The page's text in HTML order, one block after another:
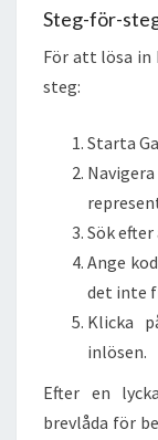
Steg-för-
För att lösa in
steg:
Starta
Sök
Ange
det inte
Klicka
inlösen.
Efter en
brevlåda för